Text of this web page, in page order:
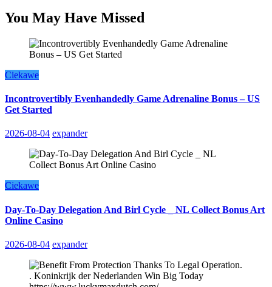
You May Have Missed
Ciekawe
Incontrovertibly Evenhandedly Game Adrenaline Bonus – US
Get Started
2026-08-04 expander
Ciekawe
Day-To-Day Delegation And Birl Cycle _ NL Collect Bonus Art
Online Casino
2026-08-04 expander